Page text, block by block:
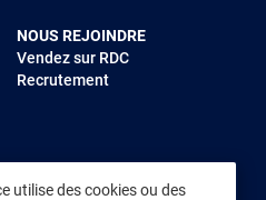
utilise des cookies ou des
NOUS REJOINDRE
Vendez sur RDC
Recrutement